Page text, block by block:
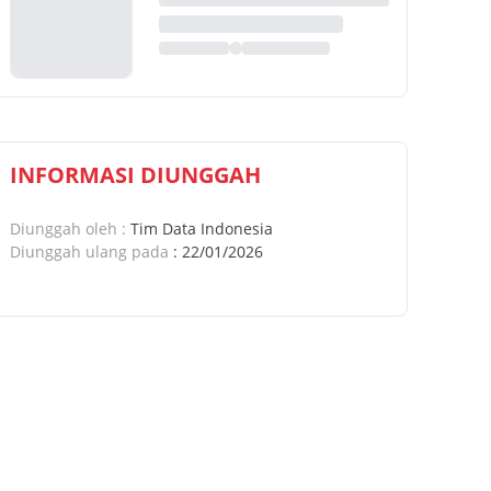
INFORMASI DIUNGGAH
Diunggah oleh : Tim Data Indonesia
Diunggah ulang pada : 22/01/2026